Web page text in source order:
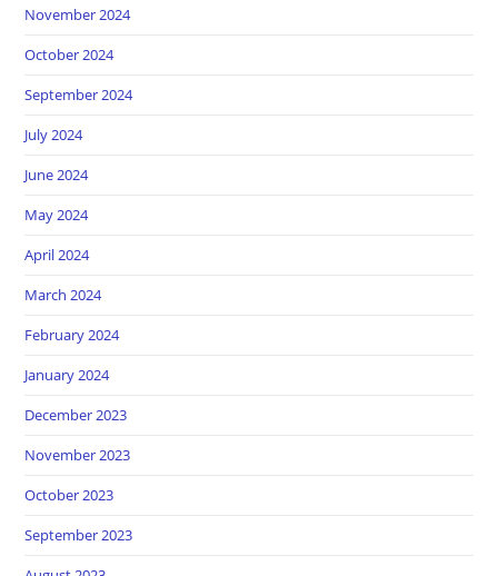
November 2024
October 2024
September 2024
July 2024
June 2024
May 2024
April 2024
March 2024
February 2024
January 2024
December 2023
November 2023
October 2023
September 2023